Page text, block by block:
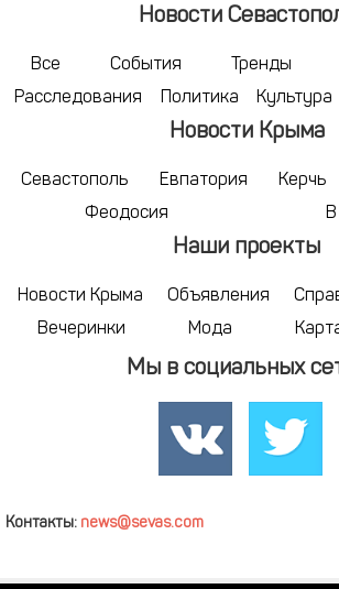
Новости
Все События Тренды
Расследования
Политика Культура
Новости Крыма
Севастополь Евпатория Керчь
Феодосия
Наши проекты
Новости Крыма Объявления
Вечеринки
Мода
Мы в социальных
Контакты: news@sevas.com